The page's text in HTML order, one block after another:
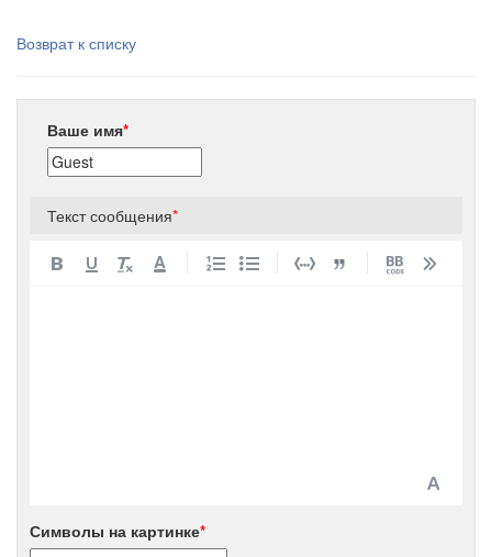
Возврат к списку
Ваше имя*
Текст сообщения*
A
Символы на картинке*